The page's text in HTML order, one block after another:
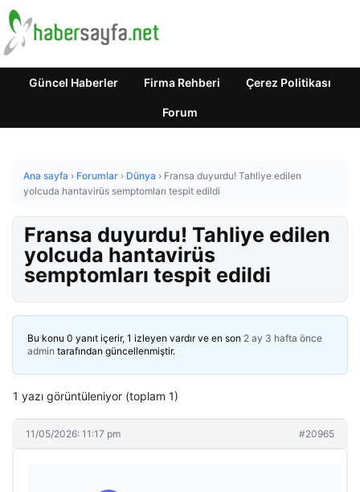
Güncel Haberler Firma Rehberi Çerez Politikası
Forum
Ana sayfa › Forumlar › Dünya › Fransa duyurdu! Tahliye edilen
yolcuda hantavirüs semptomları tespit edildi
Fransa duyurdu! Tahliye edilen
yolcuda hantavirüs
semptomları tespit edildi
Bu konu 0 yanıt içerir, 1 izleyen vardır ve en son 2 ay 3 hafta önce
admin tarafından güncellenmiştir.
1 yazı görüntüleniyor (toplam 1)
11/05/2026: 11:17 pm #20965